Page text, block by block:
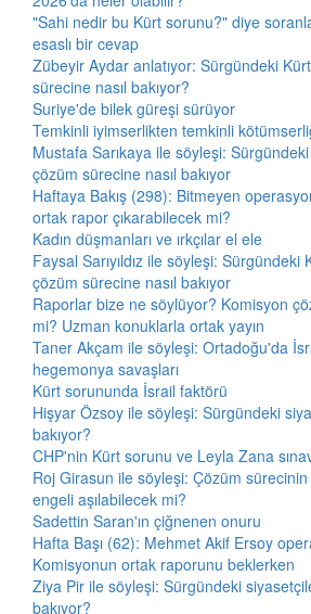
"Sahi nedir bu Kürt sorunu?" diye
esaslı bir cevap
Zübeyir Aydar anlatıyor: Sürgündeki
sürecine nasıl bakıyor?
Suriye'de bilek güreşi sürüyor
Temkinli iyimserlikten temkinli
Mustafa Sarıkaya ile söyleşi:
çözüm sürecine nasıl bakıyor
Haftaya Bakış (298): Bitmeyen
ortak rapor çıkarabilecek mi?
Kadın düşmanları ve ırkçılar el ele
Faysal Sarıyıldız ile söyleşi: Sürgündeki
çözüm sürecine nasıl bakıyor
Raporlar bize ne söylüyor? Komisyon
mi? Uzman konuklarla ortak yayın
Taner Akçam ile söyleşi: Ortadoğu'da
hegemonya savaşları
Kürt sorununda İsrail faktörü
Hişyar Özsoy ile söyleşi: Sürgündeki
bakıyor?
CHP'nin Kürt sorunu ve Leyla Zana
Roj Girasun ile söyleşi: Çözüm
engeli aşılabilecek mi?
Sadettin Saran'ın çiğnenen onuru
Hafta Başı (62): Mehmet Akif Ersoy
Komisyonun ortak raporunu beklerken
Ziya Pir ile söyleşi: Sürgündeki
bakıyor?